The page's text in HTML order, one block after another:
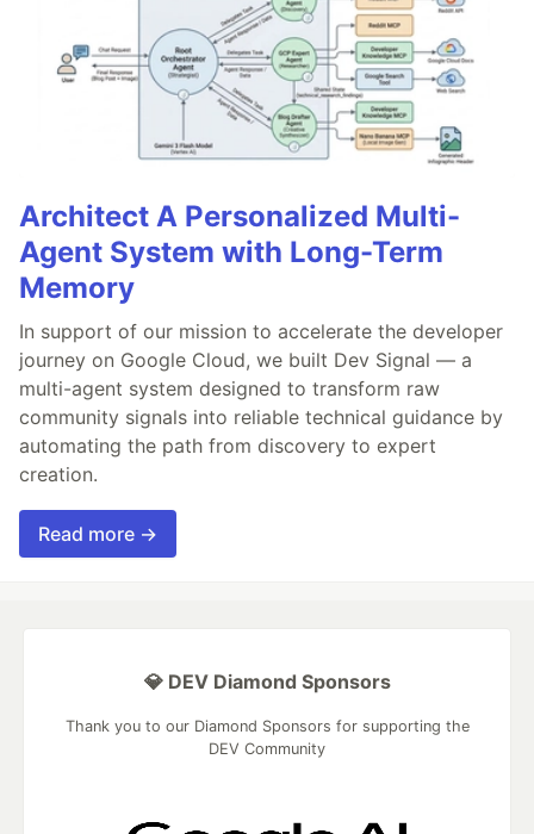
Architect A Personalized Multi-
Agent System with Long-Term
Memory
In support of our mission to accelerate the developer
journey on Google Cloud, we built Dev Signal — a
multi-agent system designed to transform raw
community signals into reliable technical guidance by
automating the path from discovery to expert
creation.
Read more →
💎 DEV Diamond Sponsors
Thank you to our Diamond Sponsors for supporting the
DEV Community